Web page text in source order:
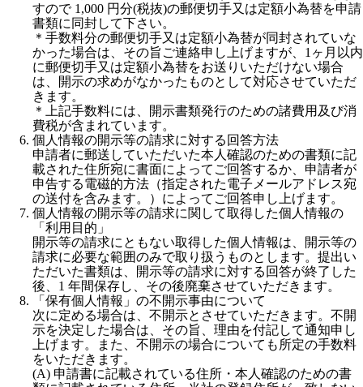
すので 1,000 円分(税抜)の郵便切手又は定額小為替を申請
書類に同封して下さい。
＊手数料分の郵便切手又は定額小為替が同封されていな
かった場合は、その旨ご連絡申し上げますが、1ヶ月以内
に郵便切手又は定額小為替をお送りいただけない場合
は、開示の求めがなかったものとして対応させていただ
きます。
＊上記手数料には、開示書類発行のための諸費用及び消
費税が含まれています。
個人情報の開示等の請求に対する回答方法
申請者に郵送していただいた本人確認のための書類に記
載された住所宛に書面によってご回答するか、申請者が
申告する電磁的方法（指定された電子メールアドレス宛
の送付を含みます。）によってご回答申し上げます。
個人情報の開示等の請求に関して取得した個人情報の
「利用目的」
開示等の請求にともない取得した個人情報は、開示等の
請求に必要な範囲のみで取り扱うものとします。提出い
ただいた書類は、開示等の請求に対する回答が終了した
後、1 年間保存し、その後廃棄させていただきます。
「保有個人情報」の不開示事由について
次に定める場合は、不開示とさせていただきます。不開
示を決定した場合は、その旨、理由を付記して通知申し
上げます。また、不開示の場合についても所定の手数料
をいただきます。
(A) 申請書に記載されている住所・本人確認のための書